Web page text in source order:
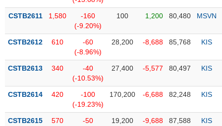
biệt
được
quỹ
mục
ETF
Cổ
CSTB2611 1,580
-160
(-9.20%)
100 1,200 80,480 MSVN
CSTB2612 610
-60
(-8.96%)
28,200 -8,688 85,768 KIS
CSTB2613 340
-40
(-10.53%)
27,400 -5,577 80,497 KIS
CSTB2614 420
-100
(-19.23%)
170,200 -6,688 82,248 KIS
CSTB2615 570
-50
19,200 -9,688 87,588 KIS
ĐẦU
TƯ
DỮ
MỚI